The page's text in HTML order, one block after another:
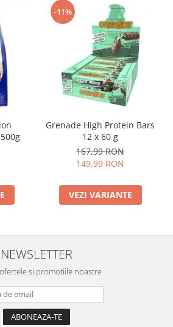
-11%
Grenade High Protein Bars
12 x 60 g
167,99 RON
149,99 RON
VEZI VARIANTE
NEWSLETTER
si promotiile noastre